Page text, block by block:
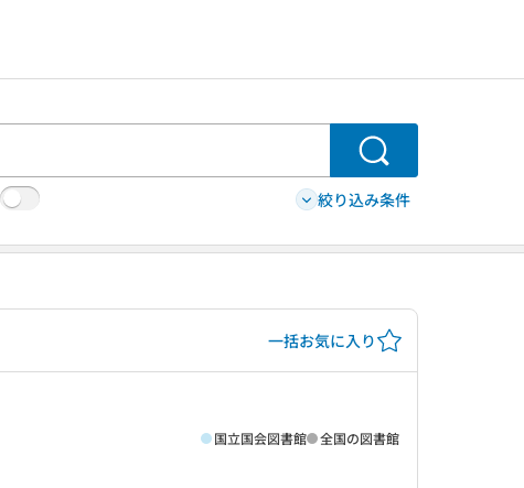
検索
絞り込み条件
一括お気に入り
国立国会図書館 全国の図書館